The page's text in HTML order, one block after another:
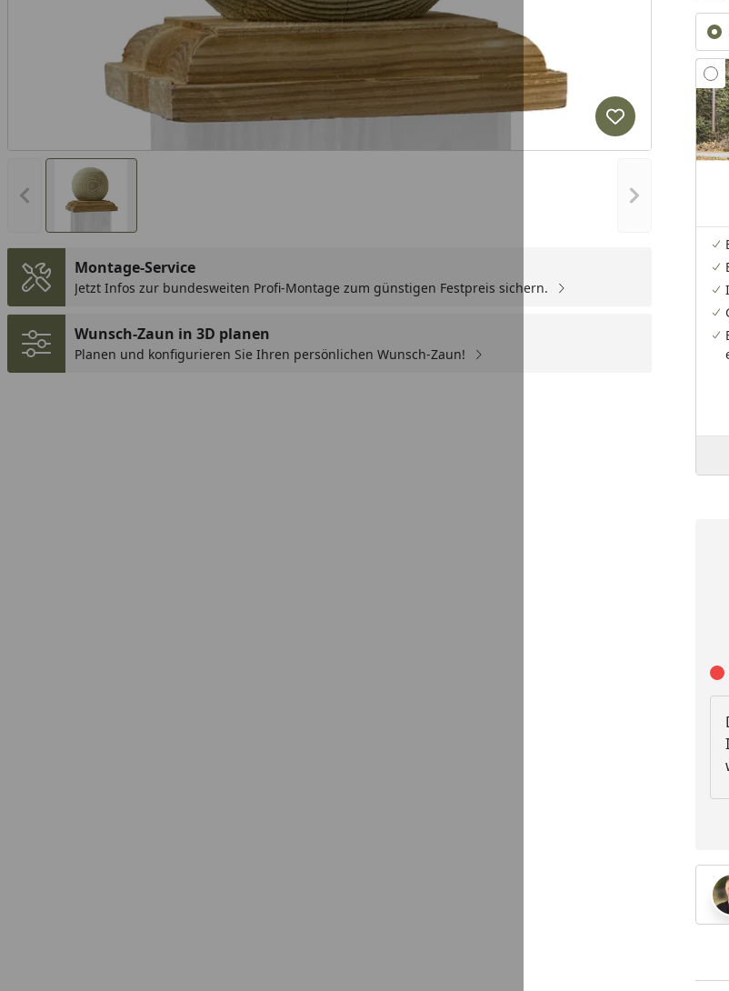
Vorheriges Bild anzeigen Nächstes Bild
Produkt zur
Montage-Service
Jetzt Infos zur bundesweiten Profi-Montage zum günstigen Festpreis sichern.
Wunsch-Zaun in 3D planen
Planen und konfigurieren Sie Ihren persönlichen Wunsch-Zaun!